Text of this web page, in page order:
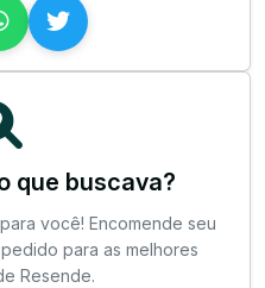
que buscava?
você! Encomende seu
para as melhores
Resende.